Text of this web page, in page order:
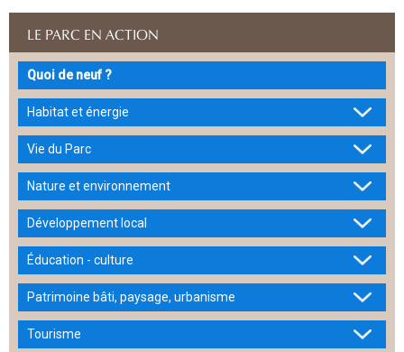
LE PARC EN ACTION
Quoi de neuf ?
Habitat et énergie
Vie du Parc
Nature et environnement
Développement local
Éducation - culture
Patrimoine bâti, paysage, urbanisme
Tourisme